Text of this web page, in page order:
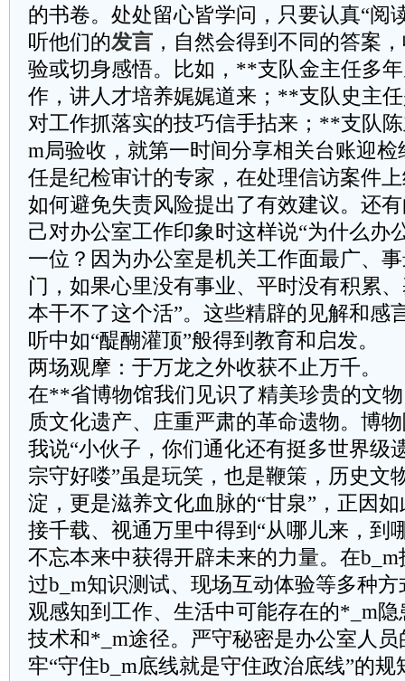
的书卷。处处留心皆学问，只要认真“阅
听他们的发言 ，自然会得到不同的答案
验或切身感悟。比如，**支队金主任多
作，讲人才培养娓娓道来；**支队史主
对工作抓落实的技巧信手拈来；**支队
m局验收，就第一时间分享相关台账迎
任是纪检审计的专家，在处理信访案件
如何避免失责风险提出了有效建议。还
己对办公室工作印象时这样说“为什么办
一位？因为办公室是机关工作面最广、
门，如果心里没有事业、平时没有积累
本干不了这个活”。这些精辟的见解和感
听中如“醍醐灌顶”般得到教育和启发。
两场观摩：于万龙之外收获不止万千。
在**省博物馆我们见识了精美珍贵的文
质文化遗产、庄重严肃的革命遗物。博
我说“小伙子，你们通化还有挺多世界级
宗守好喽”虽是玩笑，也是鞭策，历史文
淀，更是滋养文化血脉的“甘泉”，正因
接千载、视通万里中得到“从哪儿来，到
不忘本来中获得开辟未来的力量。在
过b_m知识测试、现场互动体验等多种
观感知到工作、生活中可能存在的*_m
技术和*_m途径。严守秘密是办公室人
牢“守住b_m底线就是守住政治底线”的规